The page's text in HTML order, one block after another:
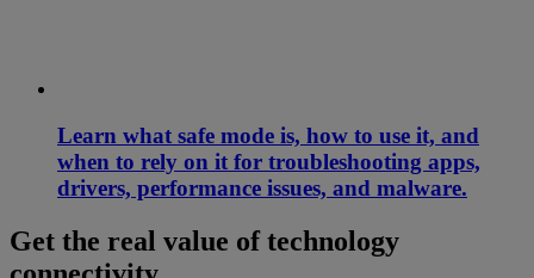
Learn what safe mode is, how to use it, and
when to rely on it for troubleshooting apps,
drivers, performance issues, and malware.
Get the real value of technology